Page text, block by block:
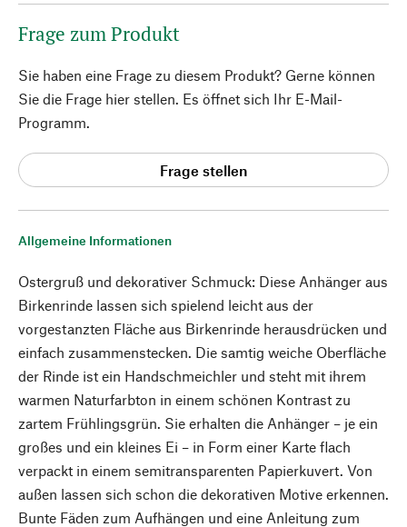
Allgemeine Informationen
Ostergruß und dekorativer Schmuck: Diese Anhänger aus
Birkenrinde lassen sich spielend leicht aus der
vorgestanzten Fläche aus Birkenrinde herausdrücken und
einfach zusammenstecken. Die samtig weiche Oberfläche
der Rinde ist ein Handschmeichler und steht mit ihrem
warmen Naturfarbton in einem schönen Kontrast zu
zartem Frühlingsgrün. Sie erhalten die Anhänger – je ein
großes und ein kleines Ei – in Form einer Karte flach
verpackt in einem semitransparenten Papierkuvert. Von
außen lassen sich schon die dekorativen Motive erkennen.
Bunte Fäden zum Aufhängen und eine Anleitung zum
Frage zum Produkt
Sie haben eine Frage zu diesem Produkt? Gerne können
Sie die Frage hier stellen. Es öffnet sich Ihr E-Mail-
Programm.
Frage stellen